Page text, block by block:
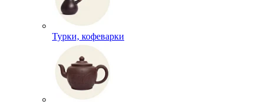
Турки, кофеварки